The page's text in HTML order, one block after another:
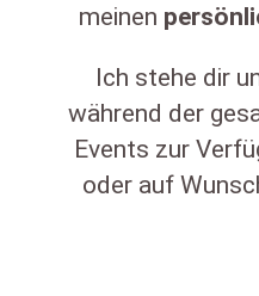
meinen
Ich stehe dir
während der
Events zur
oder auf